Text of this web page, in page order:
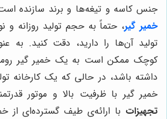
جنس کاسه و تیغه‌ها و برند سازنده
خمیر گیر، حتماً به حجم تولید روزانه
تولید آن‌ها را دارید، دقت کنید. به
کوچک ممکن است به یک خمیر گیر
داشته باشد، در حالی که یک کارخانه
خمیر گیر با ظرفیت بالا و موتور
تجهیزات با ارائه‌ی طیف گسترده‌ای از